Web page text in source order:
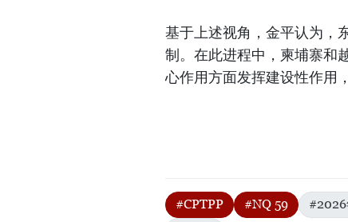
基于上述视角，金平认为，
制。在此进程中，柬埔寨和
心作用方面发挥建设性作用
#CPTPP #NQ 59